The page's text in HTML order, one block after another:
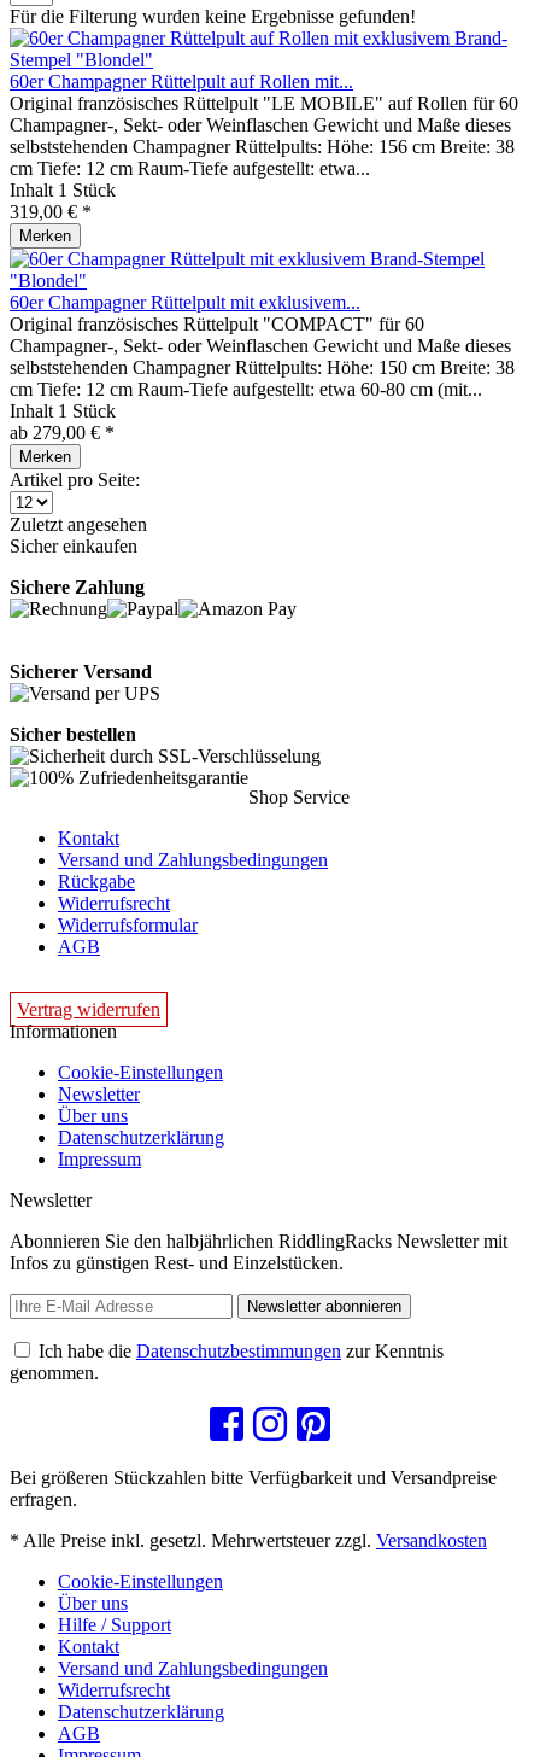
Für die Filterung wurden keine Ergebnisse gefunden!
60er Champagner Rüttelpult auf Rollen mit...
Original französisches Rüttelpult "LE MOBILE" auf Rollen für 60
Champagner-, Sekt- oder Weinflaschen Gewicht und Maße dieses
selbststehenden Champagner Rüttelpults: Höhe: 156 cm Breite: 38
cm Tiefe: 12 cm Raum-Tiefe aufgestellt: etwa...
Inhalt 1 Stück
319,00 € *
Merken
60er Champagner Rüttelpult mit exklusivem...
Original französisches Rüttelpult "COMPACT" für 60
Champagner-, Sekt- oder Weinflaschen Gewicht und Maße dieses
selbststehenden Champagner Rüttelpults: Höhe: 150 cm Breite: 38
cm Tiefe: 12 cm Raum-Tiefe aufgestellt: etwa 60-80 cm (mit...
Inhalt 1 Stück
ab 279,00 € *
Merken
Artikel pro Seite:
Zuletzt angesehen
Sicher einkaufen
Sichere Zahlung
Sicherer Versand
Sicher bestellen
Shop Service
Kontakt
Versand und Zahlungsbedingungen
Rückgabe
Widerrufsrecht
Widerrufsformular
AGB
Vertrag widerrufen
Informationen
Cookie-Einstellungen
Newsletter
Über uns
Datenschutzerklärung
Impressum
Newsletter
Abonnieren Sie den halbjährlichen RiddlingRacks Newsletter mit
Infos zu günstigen Rest- und Einzelstücken.
Newsletter abonnieren
Ich habe die Datenschutzbestimmungen zur Kenntnis
genommen.
Bei größeren Stückzahlen bitte Verfügbarkeit und Versandpreise
erfragen.
* Alle Preise inkl. gesetzl. Mehrwertsteuer zzgl. Versandkosten
Cookie-Einstellungen
Über uns
Hilfe / Support
Kontakt
Versand und Zahlungsbedingungen
Widerrufsrecht
Datenschutzerklärung
AGB